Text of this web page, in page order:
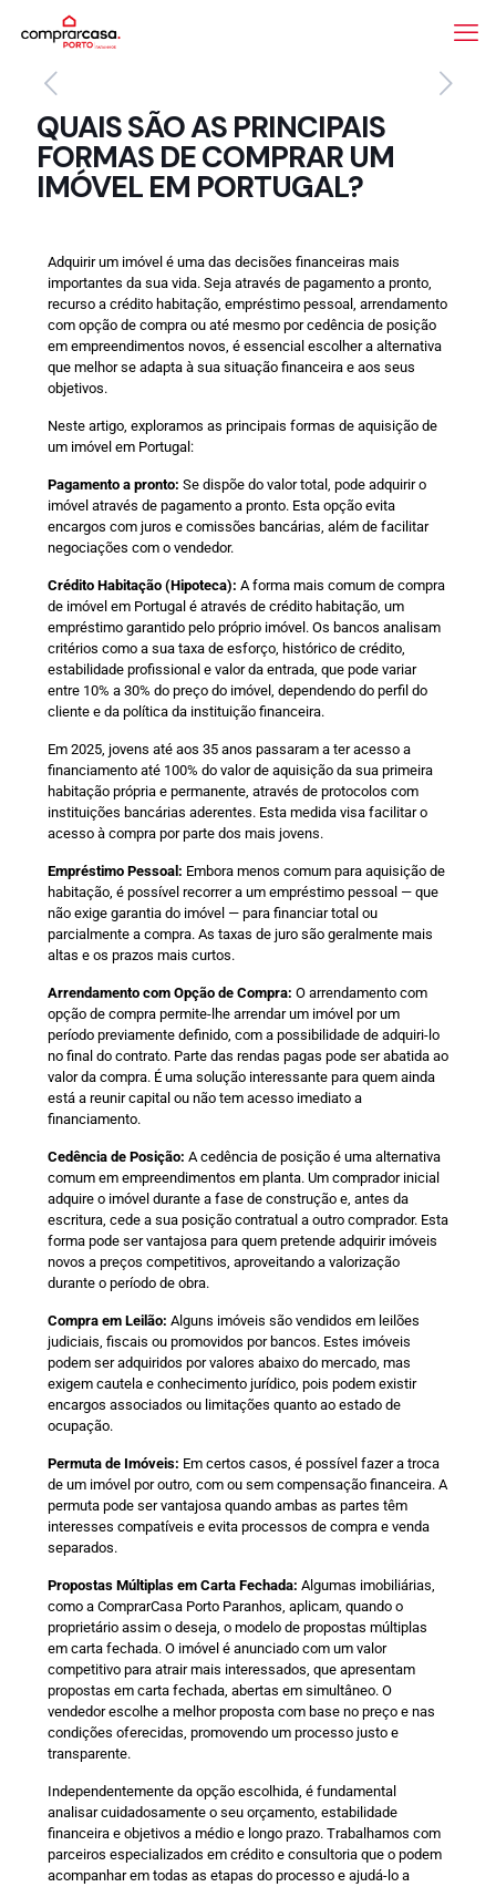
QUAIS SÃO AS PRINCIPAIS
FORMAS DE COMPRAR UM
IMÓVEL EM PORTUGAL?
Adquirir um imóvel é uma das decisões financeiras mais
importantes da sua vida. Seja através de pagamento a pronto,
recurso a crédito habitação, empréstimo pessoal, arrendamento
com opção de compra ou até mesmo por cedência de posição
em empreendimentos novos, é essencial escolher a alternativa
que melhor se adapta à sua situação financeira e aos seus
objetivos.
Neste artigo, exploramos as principais formas de aquisição de
um imóvel em Portugal:
Pagamento a pronto: Se dispõe do valor total, pode adquirir o
imóvel através de pagamento a pronto. Esta opção evita
encargos com juros e comissões bancárias, além de facilitar
negociações com o vendedor.
Crédito Habitação (Hipoteca): A forma mais comum de compra
de imóvel em Portugal é através de crédito habitação, um
empréstimo garantido pelo próprio imóvel. Os bancos analisam
critérios como a sua taxa de esforço, histórico de crédito,
estabilidade profissional e valor da entrada, que pode variar
entre 10% a 30% do preço do imóvel, dependendo do perfil do
cliente e da política da instituição financeira.
Em 2025, jovens até aos 35 anos passaram a ter acesso a
financiamento até 100% do valor de aquisição da sua primeira
habitação própria e permanente, através de protocolos com
instituições bancárias aderentes. Esta medida visa facilitar o
acesso à compra por parte dos mais jovens.
Empréstimo Pessoal: Embora menos comum para aquisição de
habitação, é possível recorrer a um empréstimo pessoal — que
não exige garantia do imóvel — para financiar total ou
parcialmente a compra. As taxas de juro são geralmente mais
altas e os prazos mais curtos.
Arrendamento com Opção de Compra: O arrendamento com
opção de compra permite-lhe arrendar um imóvel por um
período previamente definido, com a possibilidade de adquiri-lo
no final do contrato. Parte das rendas pagas pode ser abatida ao
valor da compra. É uma solução interessante para quem ainda
está a reunir capital ou não tem acesso imediato a
financiamento.
Cedência de Posição: A cedência de posição é uma alternativa
comum em empreendimentos em planta. Um comprador inicial
adquire o imóvel durante a fase de construção e, antes da
escritura, cede a sua posição contratual a outro comprador. Esta
forma pode ser vantajosa para quem pretende adquirir imóveis
novos a preços competitivos, aproveitando a valorização
durante o período de obra.
Compra em Leilão: Alguns imóveis são vendidos em leilões
judiciais, fiscais ou promovidos por bancos. Estes imóveis
podem ser adquiridos por valores abaixo do mercado, mas
exigem cautela e conhecimento jurídico, pois podem existir
encargos associados ou limitações quanto ao estado de
ocupação.
Permuta de Imóveis: Em certos casos, é possível fazer a troca
de um imóvel por outro, com ou sem compensação financeira. A
permuta pode ser vantajosa quando ambas as partes têm
interesses compatíveis e evita processos de compra e venda
separados.
Propostas Múltiplas em Carta Fechada: Algumas imobiliárias,
como a ComprarCasa Porto Paranhos, aplicam, quando o
proprietário assim o deseja, o modelo de propostas múltiplas
em carta fechada. O imóvel é anunciado com um valor
competitivo para atrair mais interessados, que apresentam
propostas em carta fechada, abertas em simultâneo. O
vendedor escolhe a melhor proposta com base no preço e nas
condições oferecidas, promovendo um processo justo e
transparente.
Independentemente da opção escolhida, é fundamental
analisar cuidadosamente o seu orçamento, estabilidade
financeira e objetivos a médio e longo prazo. Trabalhamos com
parceiros especializados em crédito e consultoria que o podem
acompanhar em todas as etapas do processo e ajudá-lo a